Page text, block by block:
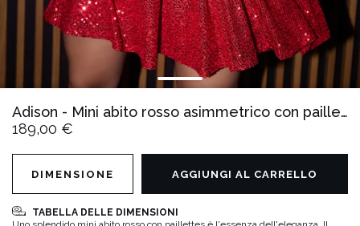
Adison - Mini abito rosso asimmetrico con paillettes
189,00 €
TABELLA DELLE DIMENSIONI
DIMENSIONE AGGIUNGI AL CARRELLO